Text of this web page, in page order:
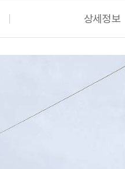
상세정보